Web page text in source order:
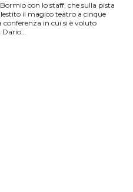
con lo staff, che sulla pista
il magico teatro a cinque
in cui si è voluto